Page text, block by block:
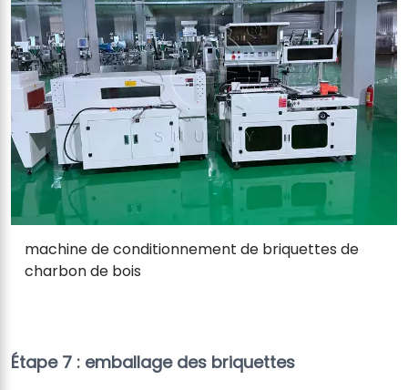
machine de conditionnement de briquettes de
charbon de bois
Étape 7 : emballage des briquettes